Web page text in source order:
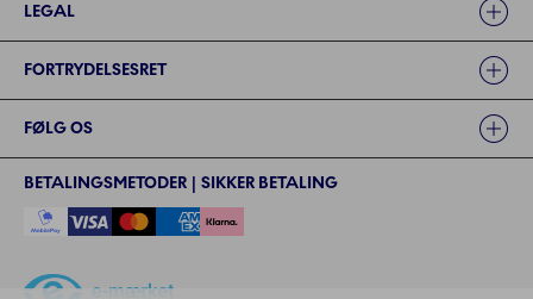
LEGAL
FORTRYDELSESRET
FØLG OS
BETALINGSMETODER | SIKKER BETALING